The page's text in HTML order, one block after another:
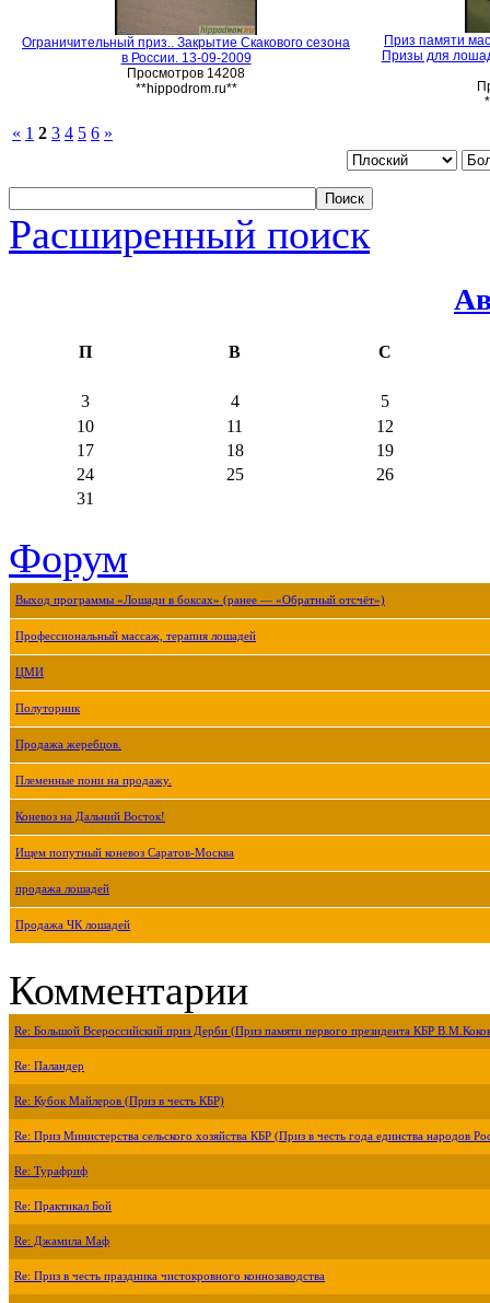
Ограничительный приз.. Закрытие Скакового сезона
в России. 13-09-2009
Просмотров 14208
**hippodrom.ru**
Приз памяти
Призы для
« 1 2 3 4 5 6 »
Расширенный поиск
П В С
3 4
5
10
11
12
17
18
19
24
25
26
31
Форум
Выход программы «Лошади в боксах» (ранее — «Обратный отсчёт»)
Профессиональный массаж, терапия лошадей
ЦМИ
Полуторник
Продажа жеребцов.
Племенные пони на продажу.
Коневоз на Дальний Восток!
Ищем попутный коневоз Саратов-Москва
продажа лошадей
Продажа ЧК лошадей
Комментарии
Re: Большой Всероссийский приз Дерби (Приз памяти первого президента КБР
Re: Паландер
Re: Кубок Майлеров (Приз в честь КБР)
Re: Приз Министерства сельского хозяйства КБР (Приз в честь года единства народов
Re: Турафриф
Re: Практикал Бой
Re: Джамила Маф
Re: Приз в честь праздника чистокровного коннозаводства